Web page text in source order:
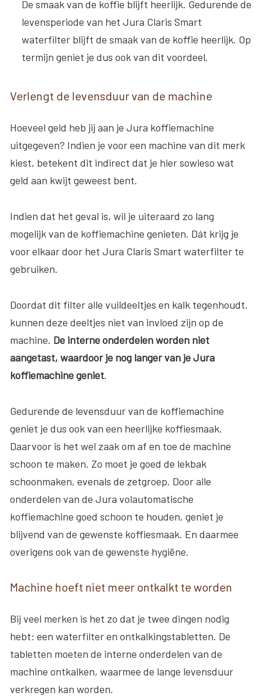
De smaak van de koffie blijft heerlijk. Gedurende de
levensperiode van het Jura Claris Smart
waterfilter blijft de smaak van de koffie heerlijk. Op
termijn geniet je dus ook van dit voordeel.
Verlengt de levensduur van de machine
Hoeveel geld heb jij aan je Jura koffiemachine
uitgegeven? Indien je voor een machine van dit merk
kiest, betekent dit indirect dat je hier sowieso wat
geld aan kwijt geweest bent.
Indien dat het geval is, wil je uiteraard zo lang
mogelijk van de koffiemachine genieten. Dát krijg je
voor elkaar door het Jura Claris Smart waterfilter te
gebruiken.
Doordat dit filter alle vuildeeltjes en kalk tegenhoudt,
kunnen deze deeltjes niet van invloed zijn op de
machine. De interne onderdelen worden niet
aangetast, waardoor je nog langer van je Jura
koffiemachine geniet.
Gedurende de levensduur van de koffiemachine
geniet je dus ook van een heerlijke koffiesmaak.
Daarvoor is het wel zaak om af en toe de machine
schoon te maken. Zo moet je goed de lekbak
schoonmaken, evenals de zetgroep. Door alle
onderdelen van de Jura volautomatische
koffiemachine goed schoon te houden, geniet je
blijvend van de gewenste koffiesmaak. En daarmee
overigens ook van de gewenste hygiëne.
Machine hoeft niet meer ontkalkt te worden
Bij veel merken is het zo dat je twee dingen nodig
hebt: een waterfilter en ontkalkingstabletten. De
tabletten moeten de interne onderdelen van de
machine ontkalken, waarmee de lange levensduur
verkregen kan worden.